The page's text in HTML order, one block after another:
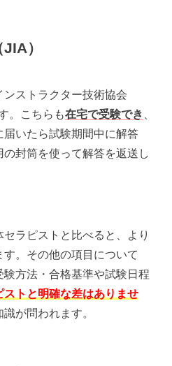
）
ストラクター技術協会
。こちらも在宅で受験でき
いたら試験期間中に解答
封筒を使って解答を返送し
ラピストと比べると、より
。その他の項目について
方法・合格基準や試験日程
ストと明確な差はありませ
が問われます。